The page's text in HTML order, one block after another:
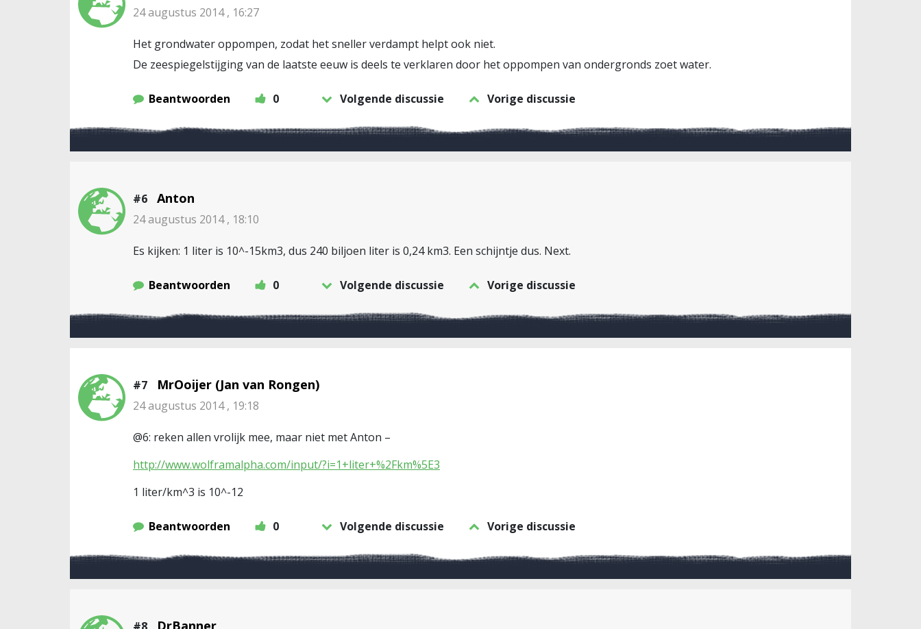
24 augustus 2014 , 16:27
Het grondwater oppompen, zodat het sneller verdampt helpt ook niet.
De zeespiegelstijging van de laatste eeuw is deels te verklaren door het oppompen van ondergronds zoet water.
Beantwoorden 0 Volgende discussie Vorige discussie
#6 Anton
24 augustus 2014 , 18:10
Es kijken: 1 liter is 10^-15km3, dus 240 biljoen liter is 0,24 km3. Een schijntje dus. Next.
Beantwoorden 0 Volgende discussie Vorige discussie
#7 MrOoijer (Jan van Rongen)
24 augustus 2014 , 19:18
@6: reken allen vrolijk mee, maar niet met Anton –
http://www.wolframalpha.com/input/?i=1+liter+%2Fkm%5E3
1 liter/km^3 is 10^-12
Beantwoorden 0 Volgende discussie Vorige discussie
DrBanner